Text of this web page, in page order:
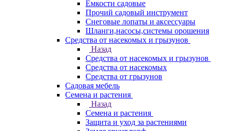
Емкости садовые
Прочий садовый инструмент
Снеговые лопаты и аксессуары
Шланги,насосы,системы орошения
Средства от насекомых и грызунов
Назад
Средства от насекомых и грызунов
Средства от насекомых
Средства от грызунов
Садовая мебель
Семена и растения
Назад
Семена и растения
Защита и уход за растениями